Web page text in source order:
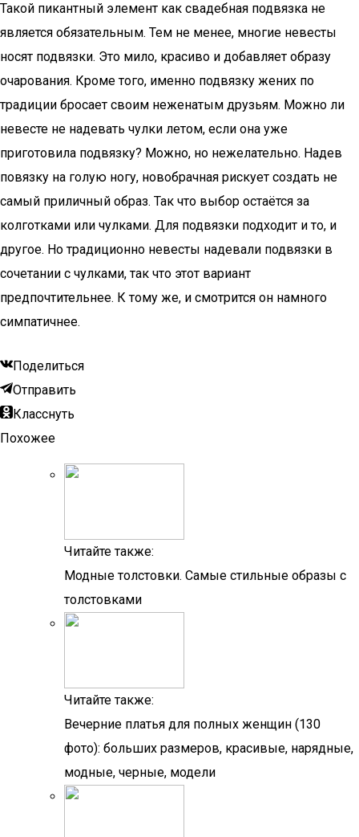
Такой пикантный элемент как свадебная подвязка не
является обязательным. Тем не менее, многие невесты
носят подвязки. Это мило, красиво и добавляет образу
очарования. Кроме того, именно подвязку жених по
традиции бросает своим неженатым друзьям. Можно ли
невесте не надевать чулки летом, если она уже
приготовила подвязку? Можно, но нежелательно. Надев
повязку на голую ногу, новобрачная рискует создать не
самый приличный образ. Так что выбор остаётся за
колготками или чулками. Для подвязки подходит и то, и
другое. Но традиционно невесты надевали подвязки в
сочетании с чулками, так что этот вариант
предпочтительнее. К тому же, и смотрится он намного
симпатичнее.
Поделиться
Отправить
Класснуть
Похожее
Читайте также:
Модные толстовки. Самые стильные образы с
толстовками
Читайте также:
Вечерние платья для полных женщин (130
фото): больших размеров, красивые, нарядные,
модные, черные, модели